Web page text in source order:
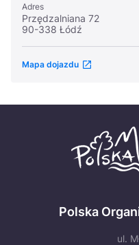
Adres
Przędzalniana 72
90-338 Łódź
Mapa dojazdu
Polska
ul.